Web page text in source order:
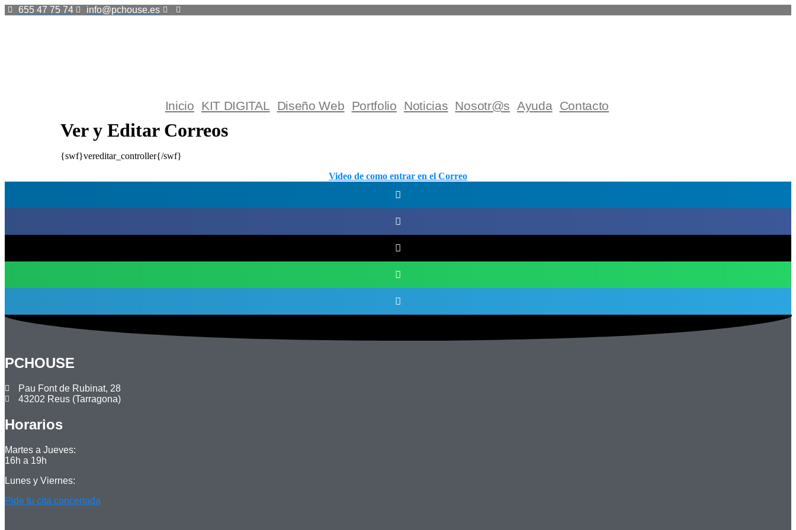
Ir
655 47 75 74 info@pchouse.es
Inicio KIT DIGITAL Diseño Web Portfolio Noticias Nosotr@s Ayuda Contacto
Ver y Editar Correos
{swf}vereditar_controller{/swf}
Video de como entrar en el Correo
PCHOUSE
Pau Font de Rubinat, 28
43202 Reus (Tarragona)
Horarios
Martes a Jueves:
16h a 19h
Lunes y Viernes:
Pide tu cita concertada